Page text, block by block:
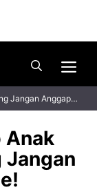
Jangan Anggap
Anak
Jangan